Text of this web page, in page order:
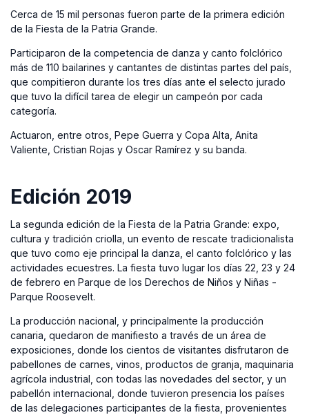
Cerca de 15 mil personas fueron parte de la primera edición
de la Fiesta de la Patria Grande.
Participaron de la competencia de danza y canto folclórico
más de 110 bailarines y cantantes de distintas partes del país,
que compitieron durante los tres días ante el selecto jurado
que tuvo la difícil tarea de elegir un campeón por cada
categoría.
Actuaron, entre otros, Pepe Guerra y Copa Alta, Anita
Valiente, Cristian Rojas y Oscar Ramírez y su banda.
Edición 2019
La segunda edición de la Fiesta de la Patria Grande: expo,
cultura y tradición criolla, un evento de rescate tradicionalista
que tuvo como eje principal la danza, el canto folclórico y las
actividades ecuestres. La fiesta tuvo lugar los días 22, 23 y 24
de febrero en Parque de los Derechos de Niños y Niñas -
Parque Roosevelt.
La producción nacional, y principalmente la producción
canaria, quedaron de manifiesto a través de un área de
exposiciones, donde los cientos de visitantes disfrutaron de
pabellones de carnes, vinos, productos de granja, maquinaria
agrícola industrial, con todas las novedades del sector, y un
pabellón internacional, donde tuvieron presencia los países
de las delegaciones participantes de la fiesta, provenientes